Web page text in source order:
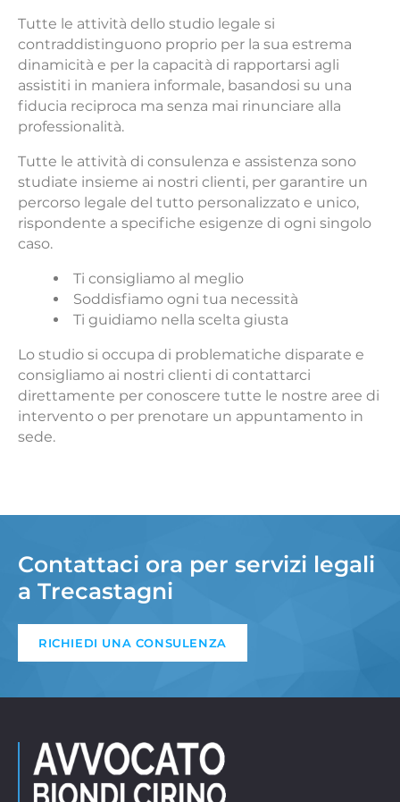
Tutte le attività dello studio legale si
contraddistinguono proprio per la sua estrema
dinamicità e per la capacità di rapportarsi agli
assistiti in maniera informale, basandosi su una
fiducia reciproca ma senza mai rinunciare alla
professionalità.
Tutte le attività di consulenza e assistenza sono
studiate insieme ai nostri clienti, per garantire un
percorso legale del tutto personalizzato e unico,
rispondente a specifiche esigenze di ogni singolo
caso.
Ti consigliamo al meglio
Soddisfiamo ogni tua necessità
Ti guidiamo nella scelta giusta
Lo studio si occupa di problematiche disparate e
consigliamo ai nostri clienti di contattarci
direttamente per conoscere tutte le nostre aree di
intervento o per prenotare un appuntamento in
sede.
Contattaci ora per servizi legali
a Trecastagni
RICHIEDI UNA CONSULENZA